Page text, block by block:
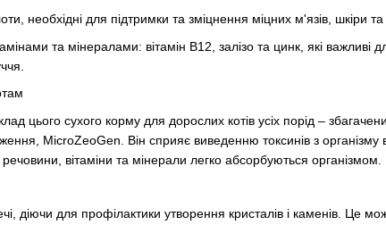
необхідні для підтримки та зміцнення міцних м'язів, шкіри
та мінералами: вітамін В12, залізо та цинк, які важливі
цього сухого корму для дорослих котів усіх порід –
MicroZeoGen. Він сприяє виведенню токсинів з організму
речовини, вітаміни та мінерали легко абсорбуються організмом.
діючи для профілактики утворення кристалів і каменів. Це